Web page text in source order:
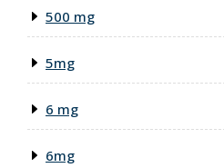
500 mg
5mg
6 mg
6mg